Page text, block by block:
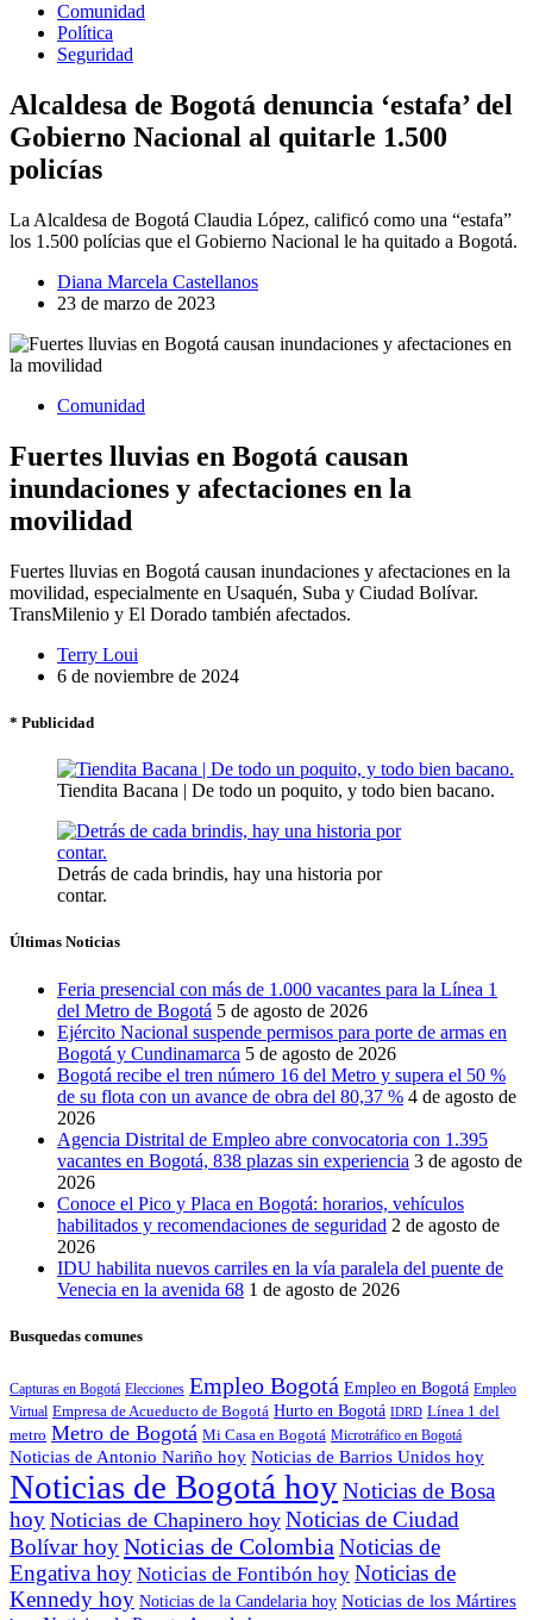
Comunidad
Política
Seguridad
Alcaldesa de Bogotá denuncia ‘estafa’ del
Gobierno Nacional al quitarle 1.500
policías
La Alcaldesa de Bogotá Claudia López, calificó como una “estafa”
los 1.500 polícias que el Gobierno Nacional le ha quitado a Bogotá.
Diana Marcela Castellanos
23 de marzo de 2023
Comunidad
Fuertes lluvias en Bogotá causan
inundaciones y afectaciones en la
movilidad
Fuertes lluvias en Bogotá causan inundaciones y afectaciones en la
movilidad, especialmente en Usaquén, Suba y Ciudad Bolívar.
TransMilenio y El Dorado también afectados.
Terry Loui
6 de noviembre de 2024
* Publicidad
Tiendita Bacana | De todo un poquito, y todo bien bacano.
Detrás de cada brindis, hay una historia por
contar.
Últimas Noticias
Feria presencial con más de 1.000 vacantes para la Línea 1
del Metro de Bogotá 5 de agosto de 2026
Ejército Nacional suspende permisos para porte de armas en
Bogotá y Cundinamarca 5 de agosto de 2026
Bogotá recibe el tren número 16 del Metro y supera el 50 %
de su flota con un avance de obra del 80,37 % 4 de agosto de
2026
Agencia Distrital de Empleo abre convocatoria con 1.395
vacantes en Bogotá, 838 plazas sin experiencia 3 de agosto de
2026
Conoce el Pico y Placa en Bogotá: horarios, vehículos
habilitados y recomendaciones de seguridad 2 de agosto de
2026
IDU habilita nuevos carriles en la vía paralela del puente de
Venecia en la avenida 68 1 de agosto de 2026
Busquedas comunes
Capturas en Bogotá Elecciones Empleo Bogotá Empleo en Bogotá Empleo
Virtual Empresa de Acueducto de Bogotá Hurto en Bogotá IDRD Línea 1 del
metro Metro de Bogotá Mi Casa en Bogotá Microtráfico en Bogotá
Noticias de Antonio Nariño hoy Noticias de Barrios Unidos hoy
Noticias de Bogotá hoyNoticias de Bosa
hoy Noticias de Chapinero hoy Noticias de Ciudad
Bolívar hoyNoticias de Colombia Noticias de
Engativa hoy Noticias de Fontibón hoy Noticias de
Kennedy hoy Noticias de la Candelaria hoy Noticias de los Mártires